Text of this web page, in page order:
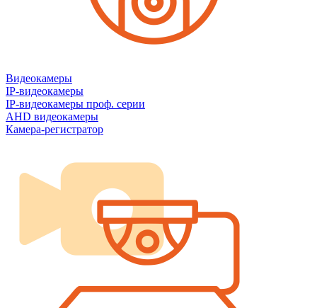
Видеокамеры
IP-видеокамеры
IP-видеокамеры проф. серии
AHD видеокамеры
Камера-регистратор